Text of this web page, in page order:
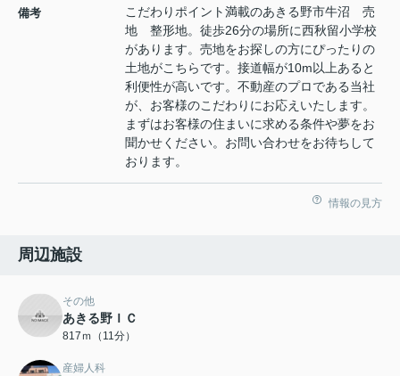
備考
こだわりポイント満載のあきる野市牛沼 売
地 整形地。徒歩26分の場所に西秋留小学校
があります。売地をお探しの方にぴったりの
土地がこちらです。接道幅が10m以上あると
利便性が高いです。不動産のプロである当社
が、お客様のこだわりにお応えいたします。
まずはお客様の住まいに求める条件や夢をお
聞かせください。お問い合わせをお待ちして
おります。
情報の見方
周辺施設
その他
あきる野ＩＣ
817ｍ（11分）
産婦人科